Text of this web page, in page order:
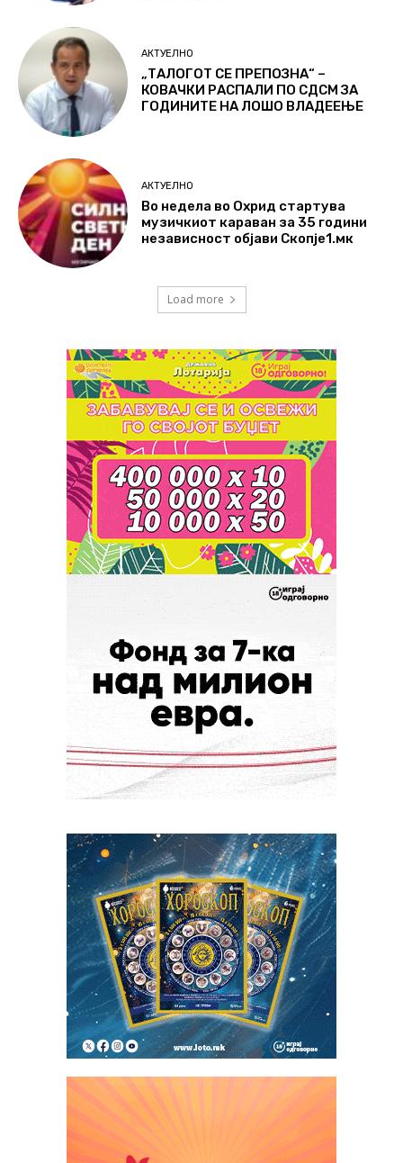
АКТУЕЛНО
„ТАЛОГОТ СЕ ПРЕПОЗНА“ –
КОВАЧКИ РАСПАЛИ ПО СДСМ ЗА
ГОДИНИТЕ НА ЛОШО ВЛАДЕЕЊЕ
АКТУЕЛНО
Во недела во Охрид стартува
музичкиот караван за 35 години
независност објави Скопје1.мк
Load more